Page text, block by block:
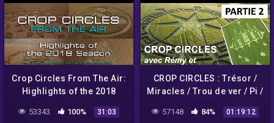
Crop Circles From The Air:
Highlights of the 2018
53343 100% 31:03
CROP CIRCLES : Trésor /
Miracles / Trou de ver / Pi /
Umberto Molinaro
57148 84% 01:19:12